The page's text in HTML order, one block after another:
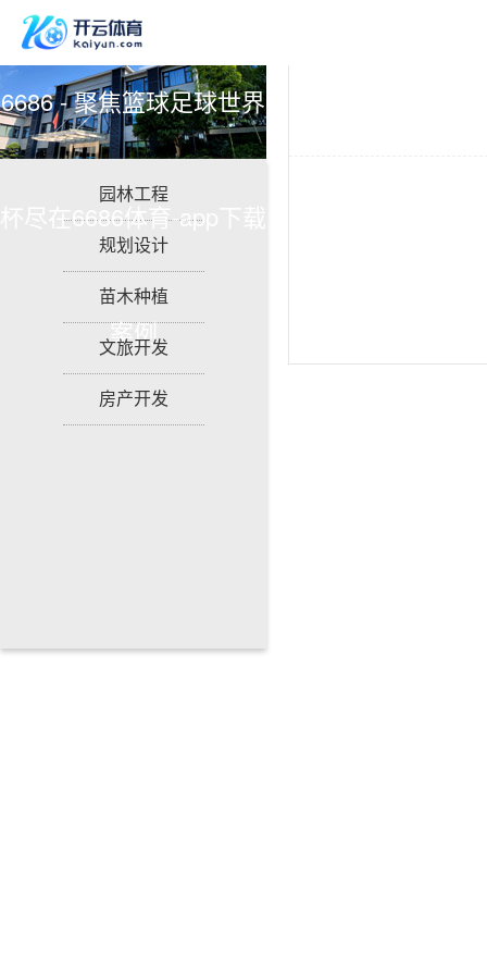
6686 - 聚焦篮球足球世界
杯尽在6686体育-app下载
案例
园林工程
规划设计
苗木种植
文旅开发
房产开发